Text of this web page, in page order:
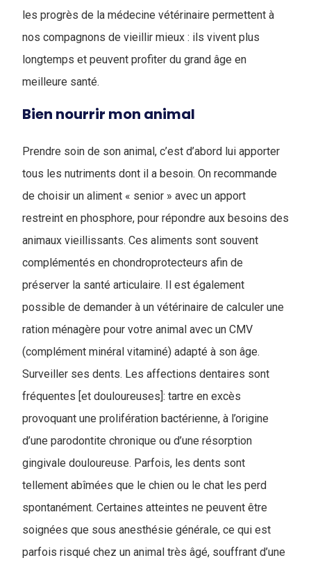
les progrès de la médecine vétérinaire permettent à
nos compagnons de vieillir mieux : ils vivent plus
longtemps et peuvent profiter du grand âge en
meilleure santé.
Bien nourrir mon animal
Prendre soin de son animal, c’est d’abord lui apporter
tous les nutriments dont il a besoin. On recommande
de choisir un aliment « senior » avec un apport
restreint en phosphore, pour répondre aux besoins des
animaux vieillissants. Ces aliments sont souvent
complémentés en chondroprotecteurs afin de
préserver la santé articulaire. Il est également
possible de demander à un vétérinaire de calculer une
ration ménagère pour votre animal avec un CMV
(complément minéral vitaminé) adapté à son âge.
Surveiller ses dents. Les affections dentaires sont
fréquentes [et douloureuses]: tartre en excès
provoquant une prolifération bactérienne, à l’origine
d’une parodontite chronique ou d’une résorption
gingivale douloureuse. Parfois, les dents sont
tellement abîmées que le chien ou le chat les perd
spontanément. Certaines atteintes ne peuvent être
soignées que sous anesthésie générale, ce qui est
parfois risqué chez un animal très âgé, souffrant d’une